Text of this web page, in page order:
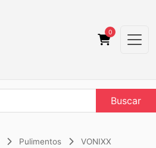
0
Buscar
Pulimentos
VONIXX